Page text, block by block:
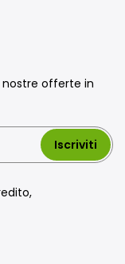
nostre offerte in
Iscriviti